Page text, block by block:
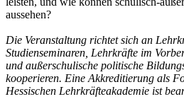
aussehen?
Die Veranstaltung richtet sich an
Studienseminaren, Lehrkräfte im
und außerschulische politische
kooperieren. Eine Akkreditierung als
Hessischen Lehrkräfteakademie ist